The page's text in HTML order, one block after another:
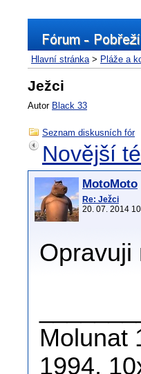
Hlavní stránka> Pláže a
Ježci
Autor Black 33
Seznam diskusních fór
Novější
MotoMoto
Re: Ježci
20. 07. 2014
Opravuji
Molunat
1994,